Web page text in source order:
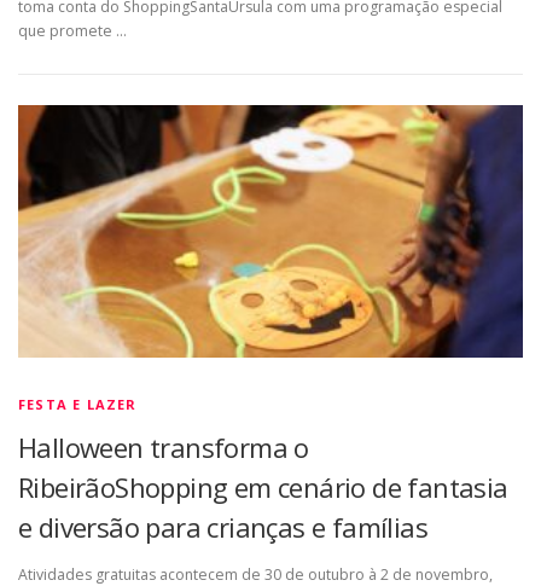
toma conta do ShoppingSantaÚrsula com uma programação especial
que promete …
FESTA E LAZER
Halloween transforma o
RibeirãoShopping em cenário de fantasia
e diversão para crianças e famílias
Atividades gratuitas acontecem de 30 de outubro à 2 de novembro,